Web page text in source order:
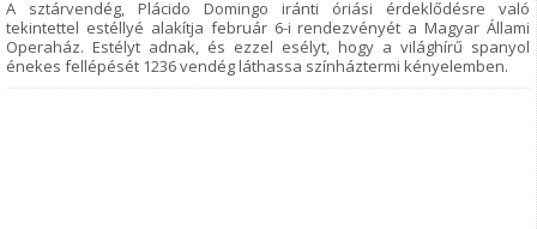
A sztárvendég, Plácido Domingo iránti óriási érdeklődésre való
tekintettel estéllyé alakítja február 6-i rendezvényét a Magyar Állami
Operaház. Estélyt adnak, és ezzel esélyt, hogy a világhírű spanyol
énekes fellépését 1236 vendég láthassa színháztermi kényelemben.